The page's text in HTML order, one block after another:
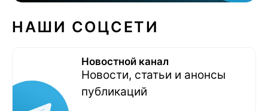
НАШИ СОЦСЕТИ
Новостной канал
Новости, статьи и анонсы
публикаций